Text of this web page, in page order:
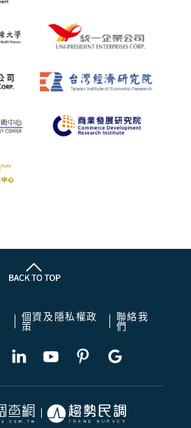
個資及隱私權政
策
聯絡我
們